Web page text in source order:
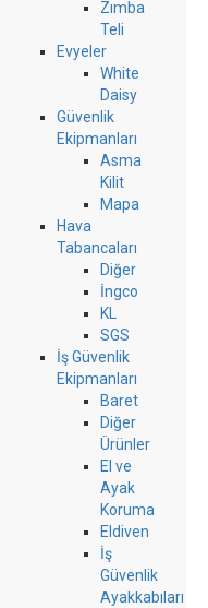
Zımba
Teli
Evyeler
White
Daisy
Güvenlik
Ekipmanları
Asma
Kilit
Mapa
Hava
Tabancaları
Diğer
İngco
KL
SGS
İş Güvenlik
Ekipmanları
Baret
Diğer
Ürünler
El ve
Ayak
Koruma
Eldiven
İş
Güvenlik
Ayakkabıları